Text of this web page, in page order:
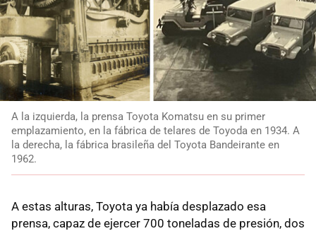
A la izquierda, la prensa Toyota Komatsu en su primer
emplazamiento, en la fábrica de telares de Toyoda en 1934. A
la derecha, la fábrica brasileña del Toyota Bandeirante en
1962.
A estas alturas, Toyota ya había desplazado esa
prensa, capaz de ejercer 700 toneladas de presión, dos